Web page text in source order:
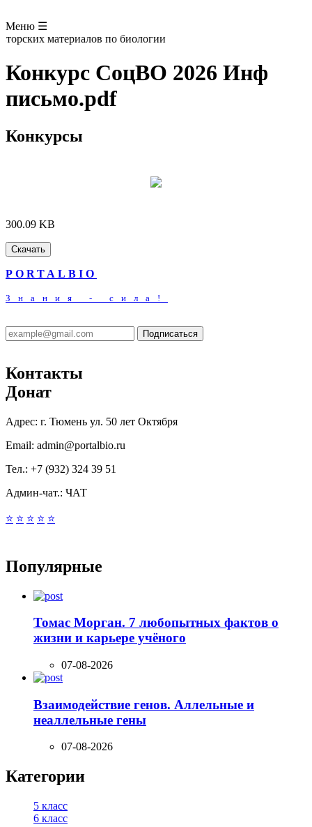
Меню ☰
материалов по биологии
Конкурс СоцВО 2026 Инф
письмо.pdf
Конкурсы
300.09 KB
Скачать
PORTALBIO
Знания - сила!
Подписаться
Контакты
Донат
Адрес: г. Тюмень ул. 50 лет Октября
Email: admin@portalbio.ru
Тел.: +7 (932) 324 39 51
Админ-чат.: ЧАТ
⭐ ⭐ ⭐ ⭐ ⭐
Популярные
Томас Морган. 7 любопытных фактов о
жизни и карьере учёного
07-08-2026
Взаимодействие генов. Аллельные и
неаллельные гены
07-08-2026
Категории
5 класс
6 класс